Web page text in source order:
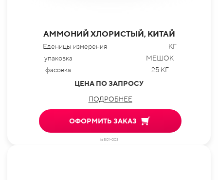
АММОНИЙ ХЛОРИСТЫЙ, КИТАЙ
Еденицы измерения
КГ
упаковка
МЕШОК
фасовка
25 КГ
ЦЕНА ПО ЗАПРОСУ
ПОДРОБНЕЕ
ОФОРМИТЬ ЗАКАЗ
id801-003